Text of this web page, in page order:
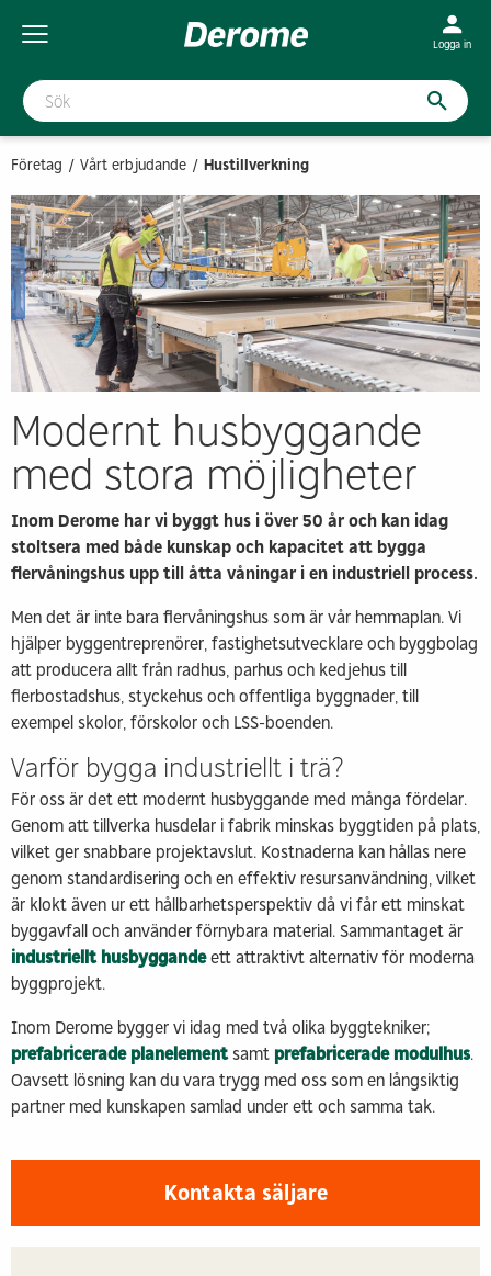
Logga in
Företag Vårt erbjudande Hustillverkning
Modernt husbyggande
med stora möjligheter
Inom Derome har vi byggt hus i över 50 år och kan idag
stoltsera med både kunskap och kapacitet att bygga
flervåningshus upp till åtta våningar i en industriell process.
Men det är inte bara flervåningshus som är vår hemmaplan. Vi
hjälper byggentreprenörer, fastighetsutvecklare och byggbolag
att producera allt från radhus, parhus och kedjehus till
flerbostadshus, styckehus och offentliga byggnader, till
exempel skolor, förskolor och LSS-boenden.
Varför bygga industriellt i trä?
För oss är det ett modernt husbyggande med många fördelar.
Genom att tillverka husdelar i fabrik minskas byggtiden på plats,
vilket ger snabbare projektavslut. Kostnaderna kan hållas nere
genom standardisering och en effektiv resursanvändning, vilket
är klokt även ur ett hållbarhetsperspektiv då vi får ett minskat
byggavfall och använder förnybara material. Sammantaget är
industriellt husbyggandeett attraktivt alternativ för moderna
byggprojekt.
Inom Derome bygger vi idag med två olika byggtekniker;
prefabricerade planelementsamt prefabricerade modulhus.
Oavsett lösning kan du vara trygg med oss som en långsiktig
partner med kunskapen samlad under ett och samma tak.
Kontakta säljare